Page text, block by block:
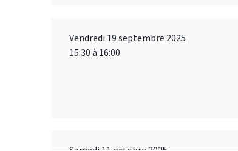
Vendredi 19 septembre 2025
15:30 à 16:00